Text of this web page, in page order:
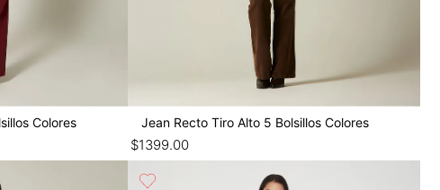
Colores Jean Recto Tiro Alto 5 Bolsillos Colores
$1399.00